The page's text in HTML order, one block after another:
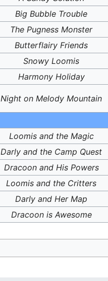
Big Bubble Trouble
The Pugness Monster
Butterflairy Friends
Snowy Loomis
Harmony Holiday
Night on Melody Mountain
Loomis and the Magic
Darly and the Camp Quest
Dracoon and His Powers
Loomis and the Critters
Darly and Her Map
Dracoon is Awesome